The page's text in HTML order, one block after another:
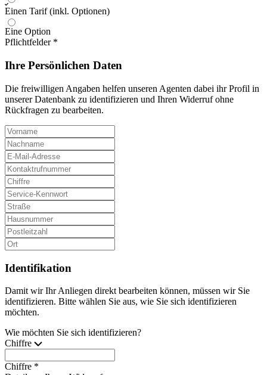
Einen Tarif (inkl. Optionen)
Eine Option
Pflichtfelder *
Ihre Persönlichen Daten
Die freiwilligen Angaben helfen unseren Agenten dabei ihr Profil in
unserer Datenbank zu identifizieren und Ihren Widerruf ohne
Rückfragen zu bearbeiten.
Identifikation
Damit wir Ihr Anliegen direkt bearbeiten können, müssen wir Sie
identifizieren. Bitte wählen Sie aus, wie Sie sich identifizieren
möchten.
Wie möchten Sie sich identifizieren?
Chiffre
Chiffre *